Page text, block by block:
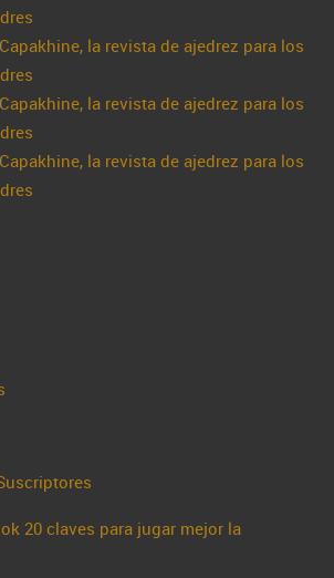
la revista de ajedrez para los
la revista de ajedrez para los
la revista de ajedrez para los
20 claves para jugar mejor la